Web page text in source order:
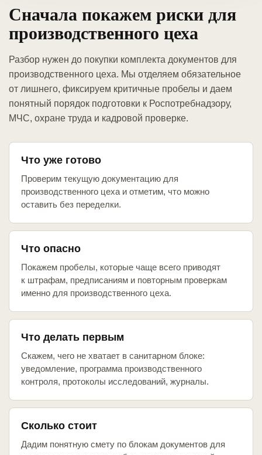
Сначала покажем риски для
производственного цеха
Разбор нужен до покупки комплекта документов для
производственного цеха. Мы отделяем обязательное
от лишнего, фиксируем критичные пробелы и даем
понятный порядок подготовки к Роспотребнадзору,
МЧС, охране труда и кадровой проверке.
Что уже готово
Проверим текущую документацию для
производственного цеха и отметим, что можно
оставить без переделки.
Что опасно
Покажем пробелы, которые чаще всего приводят
к штрафам, предписаниям и повторным проверкам
именно для производственного цеха.
Что делать первым
Скажем, чего не хватает в санитарном блоке:
уведомление, программа производственного
контроля, протоколы исследований, журналы.
Сколько стоит
Дадим понятную смету по блокам документов для